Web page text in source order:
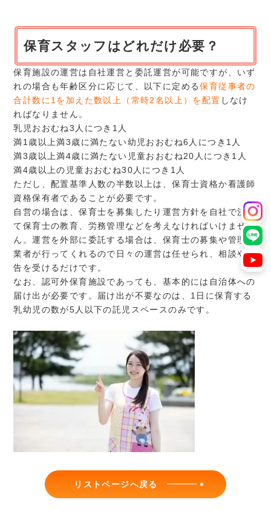
保育スタッフはどれだけ必要？
保育施設の運営は自社運営と委託運営が可能ですが、いず
れの場合も年齢区分に応じて、以下に定める保育従事者の
合計数に1を加えた数以上（常時2名以上）を配置 しなけ
ればなりません。
乳児おおむね3人につき1人
満1歳以上満3歳に満たない幼児おおむね6人につき1人
満3歳以上満4歳に満たない児童おおむね20人につき1人
満4歳以上の児童おおむね30人につき1人
ただし、配置基準人数の半数以上は、保育士資格か看護師
資格保有者であることが必要です。
自営の場合は、保育士を募集したり運営方針を自社で決め
て保育士の教育、労務管理などを考えなければいけませ
ん。運営を外部に委託する場合は、保育士の募集や管理も
業者が行ってくれるので日々の運営は任せられ、相談や報
告を受けるだけです。
なお、認可外保育施設であっても、基本的には自治体への
届け出が必要です。届け出が不要なのは、1日に保育する
乳幼児の数が5人以下の託児スペースのみです。
リストページへ戻る